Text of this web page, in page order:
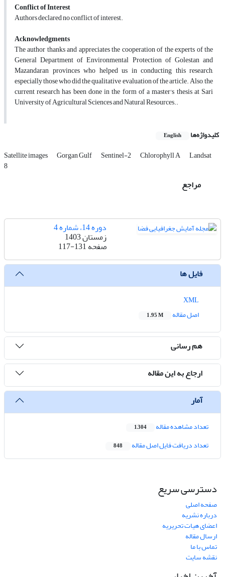
Conflict of Interest
Authors declared no conflict of interest.
Acknowledgments
The author thanks and appreciates the cooperation of the experts of the
General Department of Environmental Protection of Golestan and
Mazandaran provinces who helped us in conducting this research,
especially those who did the qualitative evaluation of the article. Also, the
current research has been done in the form of a master's thesis at Sari
University of Agricultural Sciences and Natural Resources..
کلیدواژه‌ها English
Satellite images Gorgan Gulf Sentinel-2 Chlorophyll A Landsat
8
مراجع
دوره 14، شماره 4
زمستان 1403
صفحه117-131
فایل ها
اصل مقاله
1.95 M
هم رسانی
ارجاع به این مقاله
آمار
تعداد مشاهده مقاله 1,304
تعداد دریافت فایل اصل مقاله 848
دسترسی سریع
صفحه اصلی
درباره نشریه
اعضای هیات تحریریه
ارسال مقاله
تماس با ما
نقشه سایت